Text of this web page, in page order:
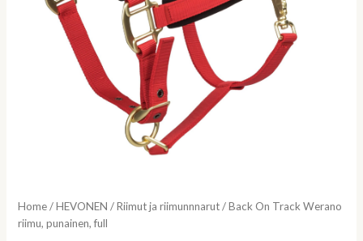
Home/HEVONEN /Riimut ja riimunnnarut/ Back On Track Werano
riimu, punainen, full